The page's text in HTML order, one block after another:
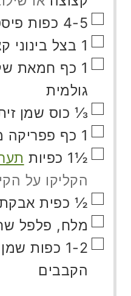
▢
4-5 כפות
▢
1 בצל בינוני
▢
1 כף חמאת
גולמית
▢
⅓ כוס שמן
▢
1 כף פפריקה
▢
½1 כפיות
הקליקו על
▢
½ כפית
▢ מלח, פלפל
▢
1-2 כפות
הקבבים